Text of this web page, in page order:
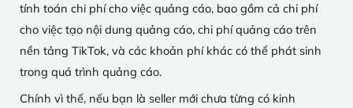
tính toán chi phí cho việc quảng cáo, bao gồm cả chi phí
cho việc tạo nội dung quảng cáo, chi phí quảng cáo trên
nền tảng TikTok, và các khoản phí khác có thể phát sinh
trong quá trình quảng cáo.
Chính vì thế, nếu bạn là seller mới chưa từng có kinh